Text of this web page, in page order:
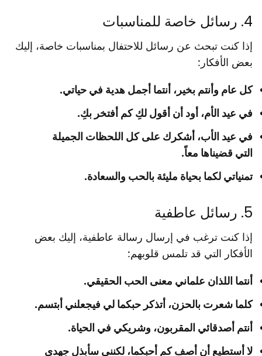
4. رسائل خاصة للمناسبات
إذا كنت تبحث عن رسائل للاحتفال بمناسبات خاصة، إليك
بعض الأفكار:
كل عام وأنتم بخير، أنتما أجمل هدية في حياتي.
في عيد الأم، أود أن أقول لكِ كم أفتخر بكِ.
في عيد الأب، أشكرك على كل اللحظات الجميلة
التي قضيناها معاً.
تمنياتي لكما بحياة مليئة بالحب والسعادة.
5. رسائل عاطفية
إذا كنت ترغب في إرسال رسالة عاطفية، إليك بعض
الأفكار التي قد تلمس قلوبهم:
أنتما اللذان علماني معنى الحب الحقيقي.
كلما شعرت بالحزن، أتذكر حبكما لي فيجعلني أبتسم.
أنتم أصدقائي المقربون، وشريكي في الحياة.
لا أستطيع أن أصف كم أحبكما، لكنني سأبذل جهدي